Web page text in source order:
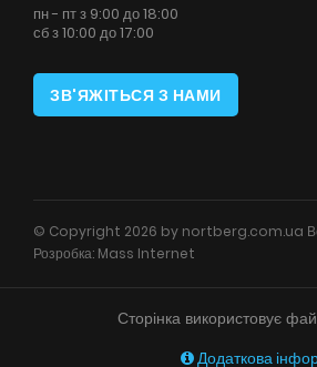
пн - пт з 9:00 до 18:00
сб з 10:00 до 17:00
ЗВ'ЯЖІТЬСЯ З НАМИ
© Copyright 2026 by nortberg.com.ua
Розробка: Mass Internet
Сторінка використовує
Додаткова